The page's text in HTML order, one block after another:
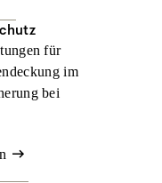
für
im
bei